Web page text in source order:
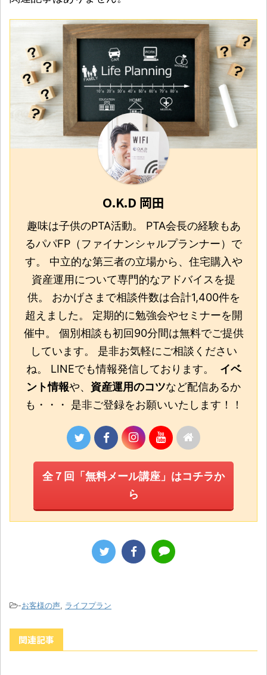
O.K.D 岡田
趣味は子供のPTA活動。 PTA会長の経験もあ
るパパFP（ファイナンシャルプランナー）で
す。 中立的な第三者の立場から、住宅購入や
資産運用について専門的なアドバイスを提
供。 おかげさまで相談件数は合計1,400件を
超えました。 定期的に勉強会やセミナーを開
催中。 個別相談も初回90分間は無料でご提供
しています。 是非お気軽にご相談ください
ね。 LINEでも情報発信しております。 イベ
ント情報や、 資産運用のコツなど配信あるか
も・・・ 是非ご登録をお願いいたします！！
全７回「無料メール講座」はコチラか
ら
-お客様の声, ライフプラン
関連記事